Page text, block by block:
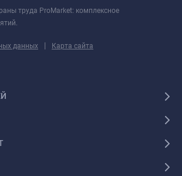
труда ProMarket: комплексное
данных | Карта сайта